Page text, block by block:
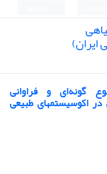
گونه‌ای و فراوانی
اکوسیستمهای طبیعی